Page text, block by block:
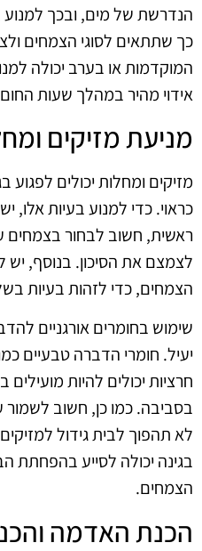
הנדרשת של מים, ובכך
כך שתתאים לסוגי הצמחים
המוקדמות או בערב יכולה
אידוי מהיר במהלך שעות
מניעת מזיקים
מזיקים ומחלות יכולים
כראוי. כדי למנוע בעיות אלו,
ראשית, חשוב לבחור בצמחים
לצמצם את הסיכון. בנוסף,
הצמחים, כדי לזהות בעיות
שימוש בחומרים אורגניים
יעיל. חומרי הדברה טבעיים
חרציות יכולים להיות
בסביבה. כמו כן, חשוב לשמור
לא תהפוך לבית גידול
בגינה יכולה לסייע בהפחתת
הצמחים.
הכנת האדמה